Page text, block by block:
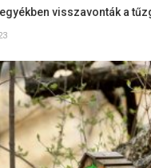
visszavonták a